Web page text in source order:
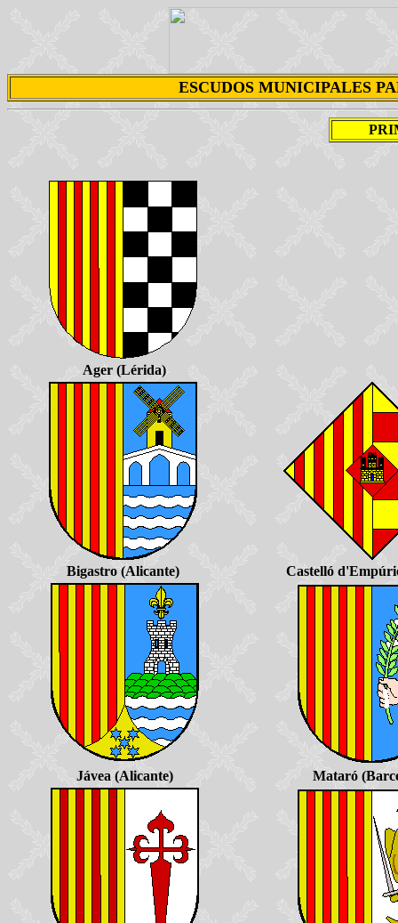
ESCUDOS MUNICIPALES
Ager (Lérida)
Bigastro (Alicante) Castelló
Jávea (Alicante) Mataró